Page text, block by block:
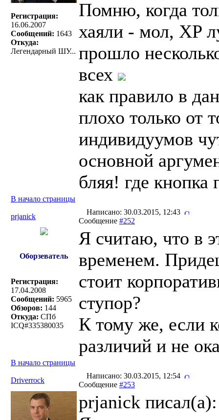
Регистрация:
16.06.2007
Сообщений: 1643
Откуда:
Легендарный ШУ...
Помню, когда
хаяли - мол, XP
прошло
всех
как правило в
плохо только от
индивидуумов
основной
бляя! где
В начало страницы
prjanick
Написано: 30.03.2015, 12:43
Сообщение #252
Оборзеватель
Регистрация:
17.04.2008
Сообщений: 5965
Обзоров: 144
Откуда: СПб
ICQ#335380035
Я считаю, что в
временем.
стоит
ступор?
К тому же, если
различий и не
В начало страницы
Driverrock
Написано: 30.03.2015, 12:54
Сообщение #253
prjanick писал(a):